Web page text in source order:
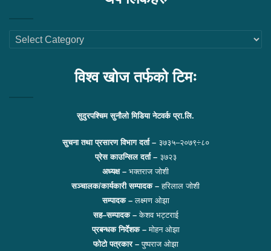
थप
लिंकहरु
विश्व खोज तर्फको टिमः
सुदुरपश्चिम सुनौलो मिडिया नेटवर्क प्रा.लि.
सुचना तथा प्रसारण विभाग दर्ता – ३७३५–२०७९÷८०
प्रेस काउन्सिल दर्ता – ३७२३
अध्यक्ष – भक्तराज जोशी
सञ्चालक/कार्यकारी सम्पादक – हरिलाल जोशी
सम्पादक –लक्ष्मण ओझा
सह–सम्पादक –केशव भट्टराई
प्रबन्धक निर्देशक –मोहन ओझा
फोटो पत्रकार –पुष्पराज ओझा